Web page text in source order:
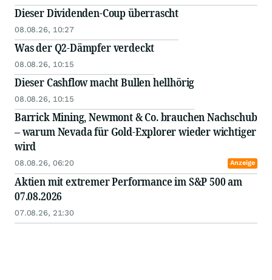
Dieser Dividenden-Coup überrascht
08.08.26, 10:27
Was der Q2-Dämpfer verdeckt
08.08.26, 10:15
Dieser Cashflow macht Bullen hellhörig
08.08.26, 10:15
Barrick Mining, Newmont & Co. brauchen Nachschub
– warum Nevada für Gold-Explorer wieder wichtiger
wird
08.08.26, 06:20 Anzeige
Aktien mit extremer Performance im S&P 500 am
07.08.2026
07.08.26, 21:30